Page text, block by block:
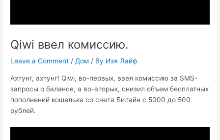
Qiwi ввел комиссию.
Leave a Comment / Дом / By Изя Лайф
Ахтунг, ахтунг! Qiwi, во-первых, ввел комиссию за SMS-
запросы о балансе, а во-вторых, снизил объем бесплатных
пополнений кошелька со счета Билайн с 5000 до 500
рублей.